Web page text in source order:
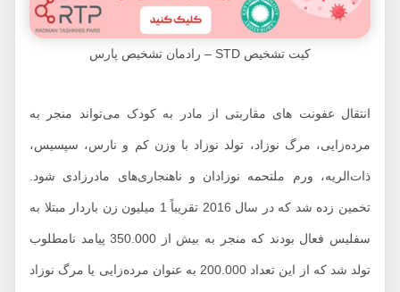
کیت تشخیص STD – رادمان تشخیص پارس
انتقال عفونت های مقاربتی از مادر به کودک می‌تواند منجر به
مرده‌زایی، مرگ نوزاد، تولد نوزاد با وزن کم و نارس، سپسیس،
ذات‌الریه، ورم ملتحمه نوزادان و ناهنجاری‌های مادرزادی شود.
تخمین زده شد که در سال 2016 تقریباً 1 میلیون زن باردار مبتلا به
سفلیس فعال بودند که منجر به بیش از 350.000 پیامد نامطلوب
تولد شد که از این تعداد 200.000 به عنوان مرده‌زایی یا مرگ نوزاد